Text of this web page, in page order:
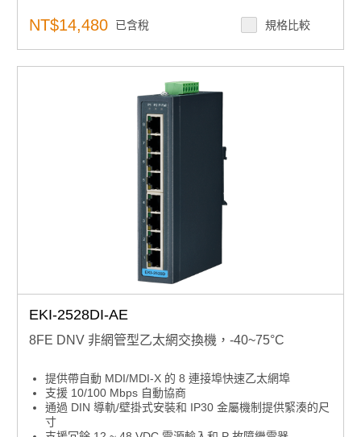
NT$14,480 已含稅 規格比較
EKI-2528DI-AE
8FE DNV 非網管型乙太網交換機，-40~75°C
提供帶自動 MDI/MDI-X 的 8 連接埠快速乙太網埠
支援 10/100 Mbps 自動協商
通過 DIN 導軌/壁掛式安裝和 IP30 金屬機制提供緊湊的尺
寸